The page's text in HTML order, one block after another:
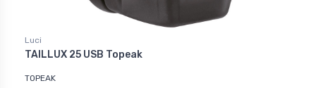
Luci
TAILLUX 25 USB Topeak
TOPEAK